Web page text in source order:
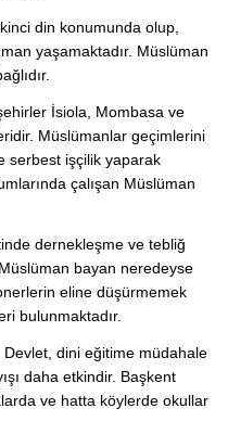
din konumunda olup,
yaşamaktadır. Müslüman
İsiola, Mombasa ve
Müslümanlar geçimlerini
serbest işçilik yaparak
çalışan Müslüman
dernekleşme ve tebliğ
bayan neredeyse
eline düşürmemek
bulunmaktadır.
dini eğitime müdahale
daha etkindir. Başkent
ve hatta köylerde okullar